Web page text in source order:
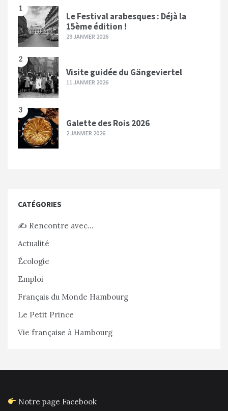
1
Le Festival arabesques : Déjà la
15ème édition !
29 JANVIER 2026
2
Visite guidée du Gängeviertel
11 JANVIER 2026
3
Galette des Rois 2026
2 JANVIER 2026
CATÉGORIES
✍️ Rencontre avec…
Actualité
Écologie
Emploi
Français du Monde Hambourg
Le Petit Prince
Vie française à Hambourg
Notre page Facebook